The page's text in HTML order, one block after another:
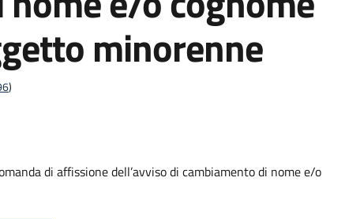
minorenne
)
di affissione dell’avviso di cambiamento di nome e/o